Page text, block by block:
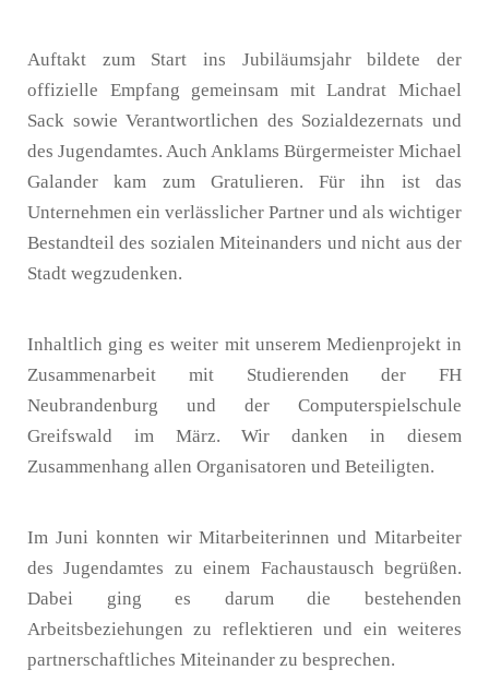
Auftakt zum Start ins Jubiläumsjahr bildete der
offizielle Empfang gemeinsam mit Landrat Michael
Sack sowie Verantwortlichen des Sozialdezernats und
des Jugendamtes. Auch Anklams Bürgermeister Michael
Galander kam zum Gratulieren. Für ihn ist das
Unternehmen ein verlässlicher Partner und als wichtiger
Bestandteil des sozialen Miteinanders und nicht aus der
Stadt wegzudenken.
Inhaltlich ging es weiter mit unserem Medienprojekt in
Zusammenarbeit mit Studierenden der FH
Neubrandenburg und der Computerspielschule
Greifswald im März. Wir danken in diesem
Zusammenhang allen Organisatoren und Beteiligten.
Im Juni konnten wir Mitarbeiterinnen und Mitarbeiter
des Jugendamtes zu einem Fachaustausch begrüßen.
Dabei ging es darum die bestehenden
Arbeitsbeziehungen zu reflektieren und ein weiteres
partnerschaftliches Miteinander zu besprechen.